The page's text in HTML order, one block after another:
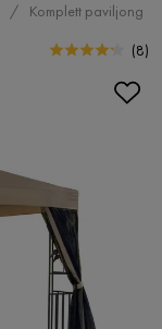
Komplett paviljong
(8)